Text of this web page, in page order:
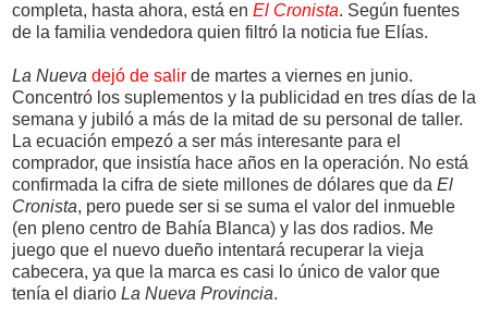
completa, hasta ahora, está en El Cronista. Según fuentes
de la familia vendedora quien filtró la noticia fue Elías.
La Nueva dejó de salir de martes a viernes en junio.
Concentró los suplementos y la publicidad en tres días de la
semana y jubiló a más de la mitad de su personal de taller.
La ecuación empezó a ser más interesante para el
comprador, que insistía hace años en la operación. No está
confirmada la cifra de siete millones de dólares que da El
Cronista, pero puede ser si se suma el valor del inmueble
(en pleno centro de Bahía Blanca) y las dos radios. Me
juego que el nuevo dueño intentará recuperar la vieja
cabecera, ya que la marca es casi lo único de valor que
tenía el diario La Nueva Provincia.